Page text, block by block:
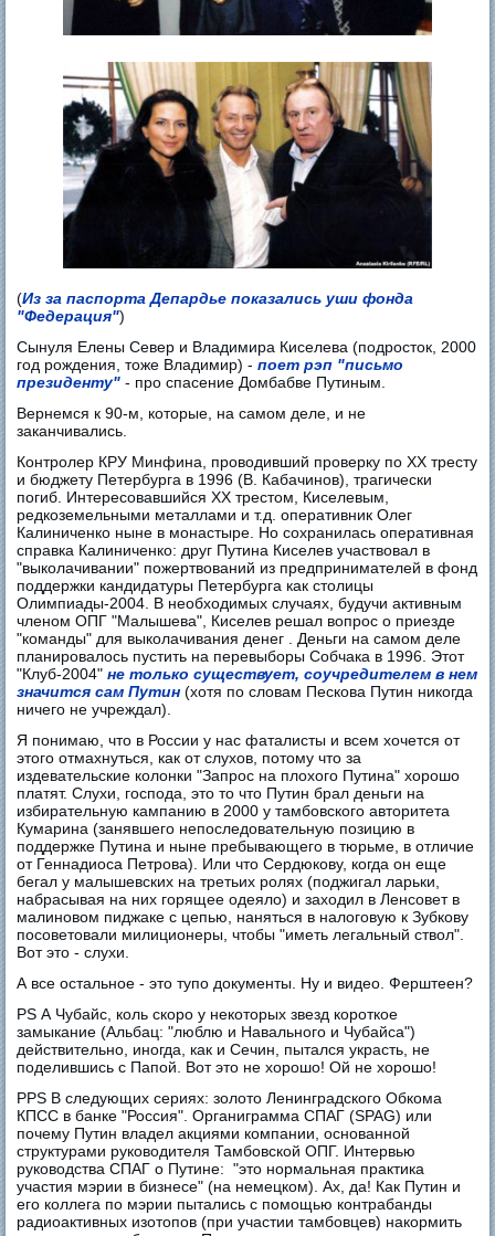
(Из за паспорта Депардье показались уши фонда
"Федерация")
Сынуля Елены Север и Владимира Киселева (подросток, 2000
год рождения, тоже Владимир) -поет рэп "письмо
президенту" - про спасение Домбабве Путиным.
Вернемся к 90-м, которые, на самом деле, и не
заканчивались.
Контролер КРУ Минфина, проводивший проверку по XX тресту
и бюджету Петербурга в 1996 (В. Кабачинов), трагически
погиб. Интересовавшийся XX трестом, Киселевым,
редкоземельными металлами и т.д. оперативник Олег
Калиниченко ныне в монастыре. Но сохранилась оперативная
справка Калиниченко: друг Путина Киселев участвовал в
"выколачивании" пожертвований из предпринимателей в фонд
поддержки кандидатуры Петербурга как столицы
Олимпиады-2004. В необходимых случаях, будучи активным
членом ОПГ "Малышева", Киселев решал вопрос о приезде
"команды" для выколачивания денег . Деньги на самом деле
планировалось пустить на перевыборы Собчака в 1996. Этот
"Клуб-2004"не только существует, соучредителем в нем
значится сам Путин(хотя по словам Пескова Путин никогда
ничего не учреждал).
Я понимаю, что в России у нас фаталисты и всем хочется от
этого отмахнуться, как от слухов, потому что за
издевательские колонки "Запрос на плохого Путина" хорошо
платят. Слухи, господа, это то что Путин брал деньги на
избирательную кампанию в 2000 у тамбовского авторитета
Кумарина (занявшего непоследовательную позицию в
поддержке Путина и ныне пребывающего в тюрьме, в отличие
от Геннадиоса Петрова). Или что Сердюкову, когда он еще
бегал у малышевских на третьих ролях (поджигал ларьки,
набрасывая на них горящее одеяло) и заходил в Ленсовет в
малиновом пиджаке с цепью, наняться в налоговую к Зубкову
посоветовали милиционеры, чтобы "иметь легальный ствол".
Вот это - слухи.
А все остальное - это тупо документы. Ну и видео. Ферштеен?
PS А Чубайс, коль скоро у некоторых звезд короткое
замыкание (Альбац: "люблю и Навального и Чубайса")
действительно, иногда, как и Сечин, пытался украсть, не
поделившись с Папой. Вот это не хорошо! Ой не хорошо!
PPS В следующих сериях: золото Ленинградского Обкома
КПСС в банке "Россия". Органиграмма СПАГ (SPAG) или
почему Путин владел акциями компании, основанной
структурами руководителя Тамбовской ОПГ. Интервью
руководства СПАГ о Путине: "это нормальная практика
участия мэрии в бизнесе" (на немецком). Ах, да! Как Путин и
его коллега по мэрии пытались с помощью контрабанды
радиоактивных изотопов (при участии тамбовцев) накормить